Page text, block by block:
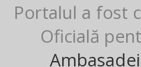
Portalul a fost
Oficială